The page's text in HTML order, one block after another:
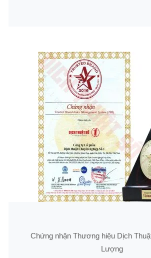
Chứng nhận Thương hiệu Dịch
Lượng